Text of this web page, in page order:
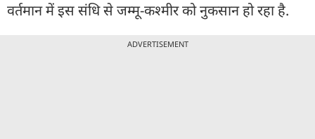
वर्तमान में इस संधि से जम्मू-कश्मीर को नुकसान हो रहा है.
ADVERTISEMENT